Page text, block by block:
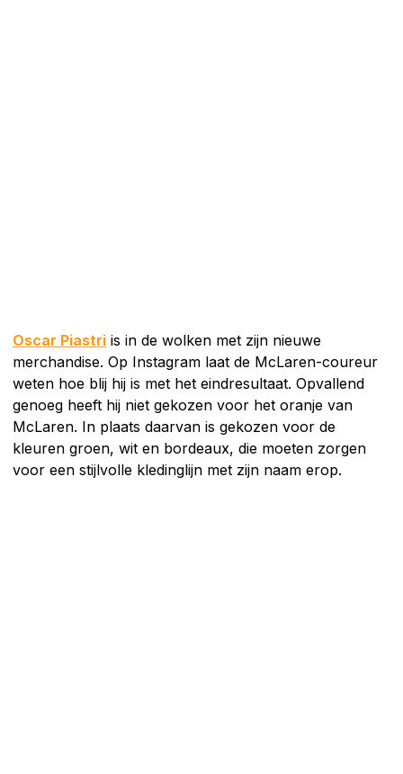
Oscar Piastri is in de wolken met zijn nieuwe
merchandise. Op Instagram laat de McLaren-coureur
weten hoe blij hij is met het eindresultaat. Opvallend
genoeg heeft hij niet gekozen voor het oranje van
McLaren. In plaats daarvan is gekozen voor de
kleuren groen, wit en bordeaux, die moeten zorgen
voor een stijlvolle kledinglijn met zijn naam erop.